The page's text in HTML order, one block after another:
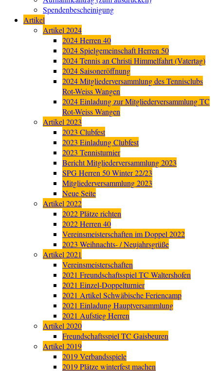
Spendenbescheinigung
Artikel
Artikel 2024
2024 Herren 40
2024 Spielgemeinschaft Herren 50
2024 Tennis an Christi Himmelfahrt (Vatertag)
2024 Saisoneröffnung
2024 Mitgliederversammlung des Tennisclubs
Rot-Weiss Wangen
2024 Einladung zur Mitgliederversammlung TC
Rot-Weiss Wangen
Artikel 2023
2023 Clubfest
2023 Einladung Clubfest
2023 Tennisturnier
Bericht Mitgliederversammlung 2023
SPG Herren 50 Winter 22/23
Mitgliederversammlung 2023
Neue Seite
Artikel 2022
2022 Plätze richten
2022 Herren 40
Vereinsmeisterschaften im Doppel 2022
2023 Weihnachts- / Neujahrsgrüße
Artikel 2021
Vereinsmeisterschaften
2021 Freundschaftsspiel TC Waltershofen
2021 Einzel-Doppelturnier
2021 Artikel Schwäbische Feriencamp
2021 Einladung Hauptversammlung
2021 Aufstieg Herren
Artikel 2020
Freundschaftsspiel TC Gaisbeuren
Artikel 2019
2019 Verbandsspiele
2019 Plätze winterfest machen